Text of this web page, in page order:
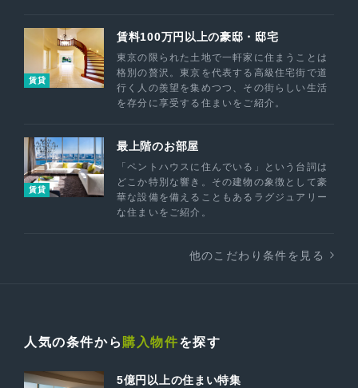
賃貸
賃料100万円以上の豪邸・邸宅
東京の限られた土地で一軒家に住まうことは
格別の贅沢。東京を代表する高級住宅街で道
行く人の羨望を集めつつ、その街らしい生活
を存分に享受する住まいをご紹介。
賃貸
最上階のお部屋
「ペントハウスに住んでいる」という台詞は
どこか特別な響き。その建物の象徴として豪
華な設備を備えることもあるラグジュアリー
な住まいをご紹介。
他のこだわり条件を見る
人気の条件から 購入物件を探す
5億円以上の住まい特集